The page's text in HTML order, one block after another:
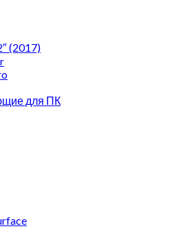
(2017)
для ПК